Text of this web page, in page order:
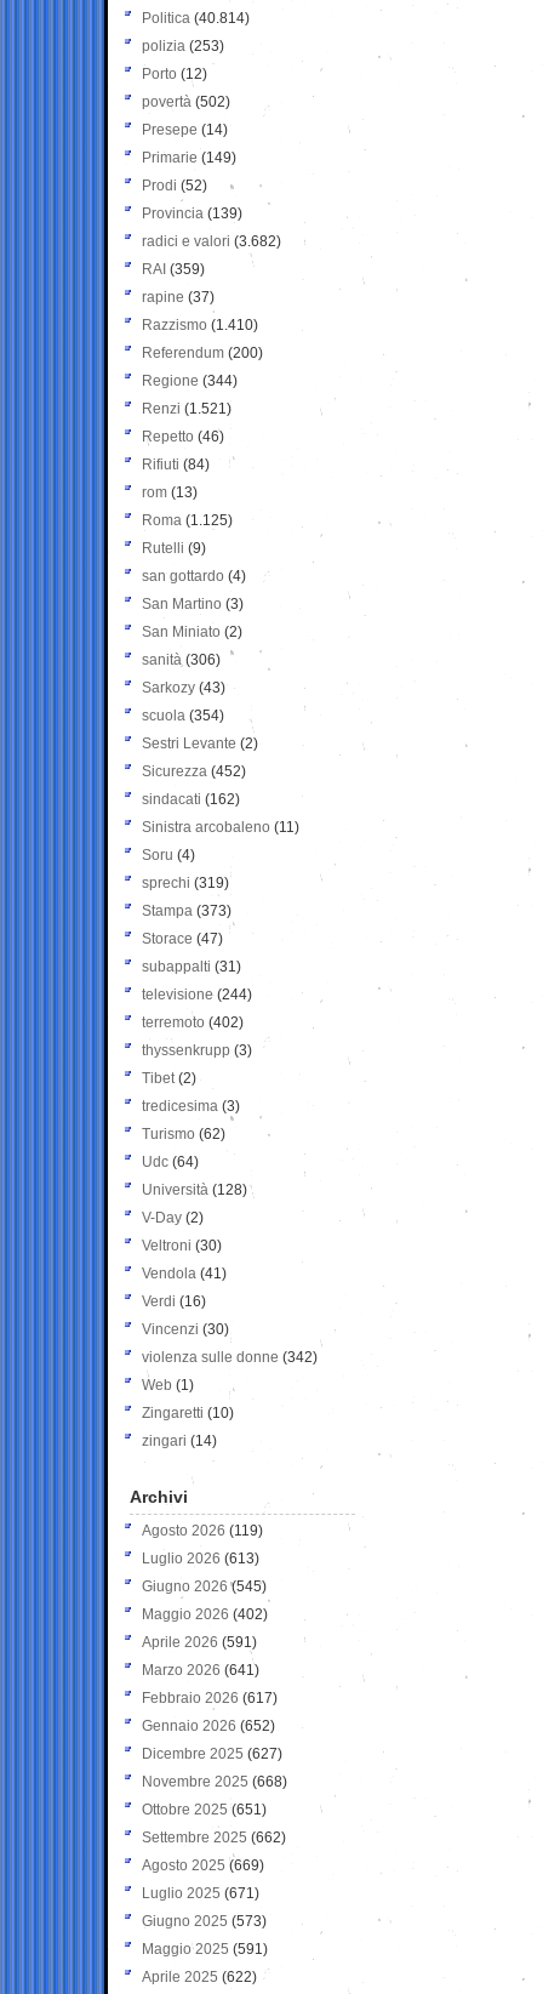
Politica (40.814)
polizia (253)
Porto (12)
povertà (502)
Presepe (14)
Primarie (149)
Prodi (52)
Provincia (139)
radici e valori (3.682)
RAI (359)
rapine (37)
Razzismo (1.410)
Referendum (200)
Regione (344)
Renzi (1.521)
Repetto (46)
Rifiuti (84)
rom (13)
Roma (1.125)
Rutelli (9)
san gottardo (4)
San Martino (3)
San Miniato (2)
sanità (306)
Sarkozy (43)
scuola (354)
Sestri Levante (2)
Sicurezza (452)
sindacati (162)
Sinistra arcobaleno (11)
Soru (4)
sprechi (319)
Stampa (373)
Storace (47)
subappalti (31)
televisione(244)
terremoto (402)
thyssenkrupp (3)
Tibet(2)
tredicesima (3)
Turismo (62)
Udc (64)
Università (128)
V-Day (2)
Veltroni (30)
Vendola (41)
Verdi (16)
Vincenzi (30)
violenza sulle donne (342)
Web (1)
Zingaretti (10)
zingari (14)
Archivi
Agosto 2026 (119)
Luglio 2026 (613)
Giugno 2026 (545)
Maggio 2026 (402)
Aprile 2026 (591)
Marzo 2026 (641)
Febbraio 2026 (617)
Gennaio 2026 (652)
Dicembre 2025 (627)
Novembre 2025 (668)
Ottobre 2025 (651)
Settembre 2025 (662)
Agosto 2025 (669)
Luglio 2025 (671)
Giugno 2025 (573)
Maggio 2025 (591)
Aprile 2025 (622)